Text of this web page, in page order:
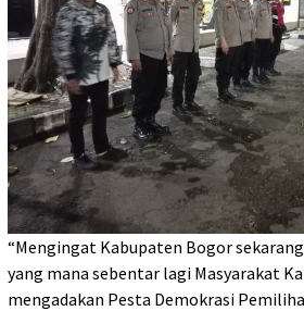
“Mengingat Kabupaten Bogor
yang mana sebentar lagi Masyarakat
mengadakan Pesta Demokrasi